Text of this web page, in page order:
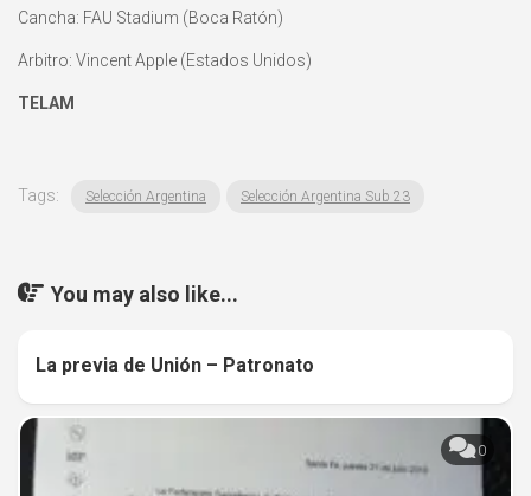
Cancha: FAU Stadium (Boca Ratón)
Arbitro: Vincent Apple (Estados Unidos)
TELAM
Tags: Selección Argentina Selección Argentina Sub 23
You may also like...
La previa de Unión – Patronato
0